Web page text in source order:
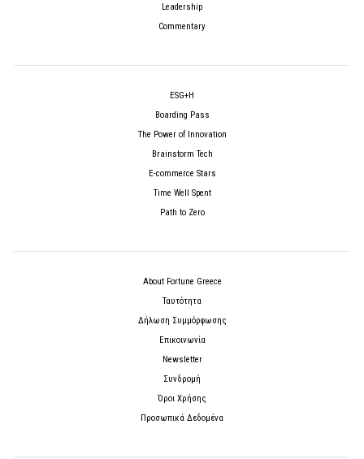
Leadership
Commentary
ESG+H
Boarding Pass
The Power of Innovation
Brainstorm Tech
E-commerce Stars
Time Well Spent
Path to Zero
About Fortune Greece
Ταυτότητα
Δήλωση Συμμόρφωσης
Επικοινωνία
Newsletter
Συνδρομή
Όροι Χρήσης
Προσωπικά Δεδομένα